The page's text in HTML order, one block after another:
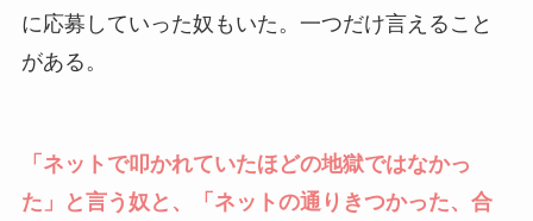
に応募していった奴もいた。一つだけ言えること
がある。
「ネットで叩かれていたほどの地獄ではなかっ
た」と言う奴と、「ネットの通りきつかった、合